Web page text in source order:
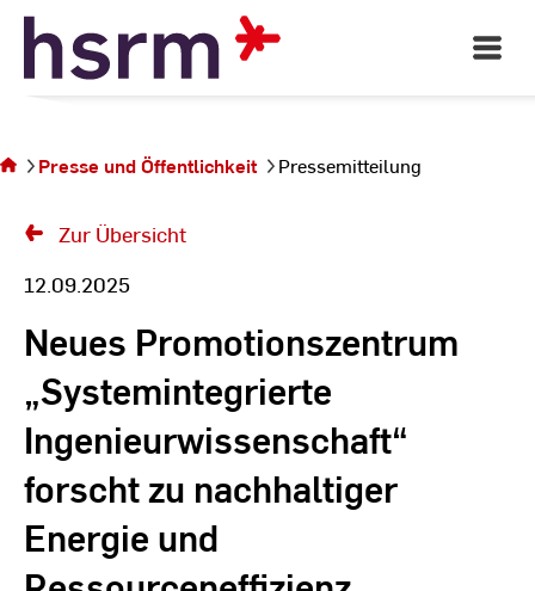
Skip
Content
Open
Main
auf der Seite
Presse und Öffentlichkeit Pressemitteilung
Zur Übersicht
12.09.2025
Neues Promotionszentrum
„Systemintegrierte
Ingenieurwissenschaft“
forscht zu nachhaltiger
Energie und